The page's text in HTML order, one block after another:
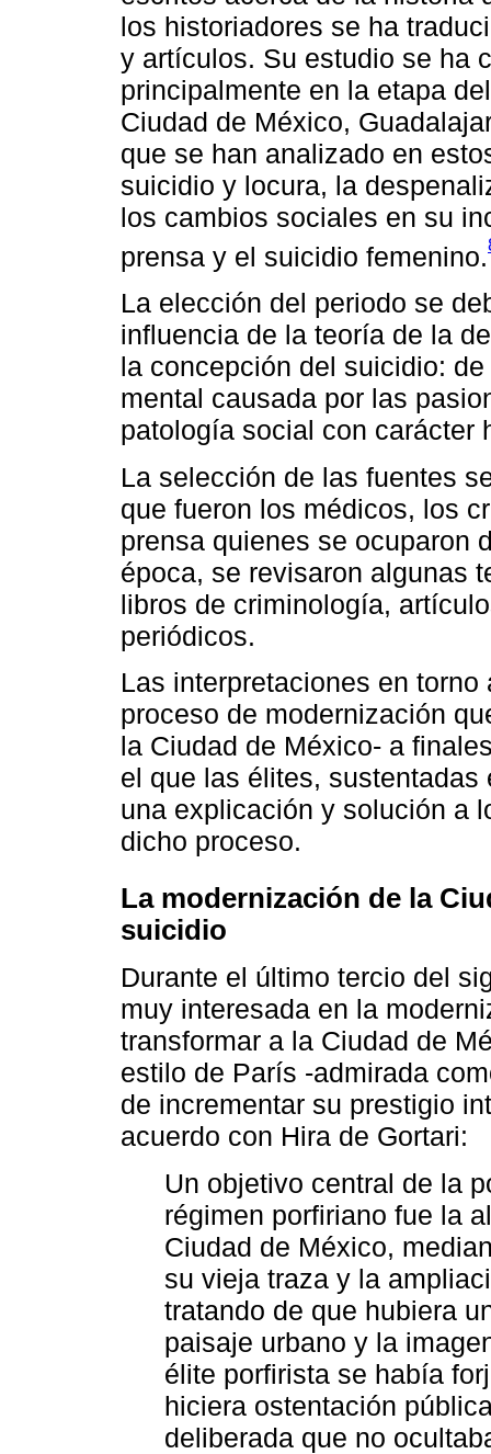
los historiadores se ha
y artículos. Su estudio se ha
principalmente en la etapa
Ciudad de México,
que se han analizado en
suicidio y locura, la
los cambios sociales en su
prensa y el suicidio femenino.
La elección del periodo se
influencia de la teoría de la
la concepción del suicidio:
mental causada por las
patología social con carácter
La selección de las fuentes
que fueron los médicos, los
prensa quienes se ocuparon
época, se revisaron algunas
libros de criminología,
periódicos.
Las interpretaciones en
proceso de modernización
la Ciudad de México- a
el que las élites,
una explicación y solución a
dicho proceso.
La modernización de la
suicidio
Durante el último tercio del
muy interesada en la
transformar a la Ciudad de
estilo de París -admirada
de incrementar su prestigio
acuerdo con Hira de Gortari:
Un objetivo central de la
régimen porfiriano fue la
Ciudad de México,
su vieja traza y la
tratando de que hubiera
paisaje urbano y la
élite porfirista se había
hiciera ostentación
deliberada que no